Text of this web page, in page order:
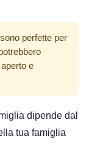
perfette per
e
dipende dal
tua famiglia